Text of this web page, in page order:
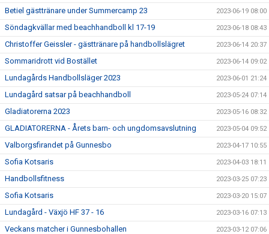
Betiel gästtränare under Summercamp 23 2023-06-19 08:00
Söndagkvällar med beachhandboll kl 17-19 2023-06-18 08:43
Christoffer Geissler - gästtränare på handbollslägret 2023-06-14 20:37
Sommaridrott vid Bostället 2023-06-14 09:02
Lundagårds Handbollsläger 2023 2023-06-01 21:24
Lundagård satsar på beachhandboll 2023-05-24 07:14
Gladiatorerna 2023 2023-05-16 08:32
GLADIATORERNA - Årets barn- och ungdomsavslutning 2023-05-04 09:52
Valborgsfirandet på Gunnesbo 2023-04-17 10:55
Sofia Kotsaris 2023-04-03 18:11
Handbollsfitness 2023-03-25 07:23
Sofia Kotsaris 2023-03-20 15:07
Lundagård - Växjö HF 37 - 16 2023-03-16 07:13
Veckans matcher i Gunnesbohallen 2023-03-12 07:06